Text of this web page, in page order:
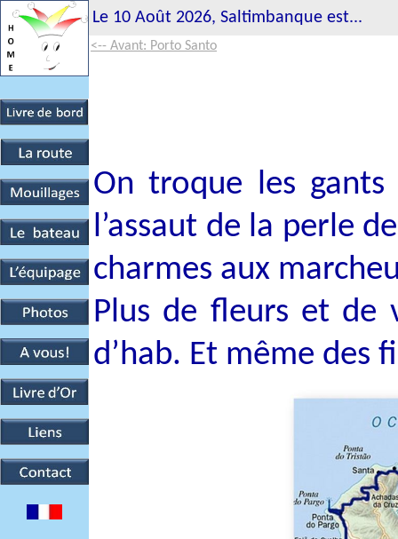
Le 10 Août 2026, Saltimbanque est...
<-- Avant: Porto Santo
On troque les
l’assaut de la perle
charmes aux
Plus de fleurs et de
d’hab. Et même des